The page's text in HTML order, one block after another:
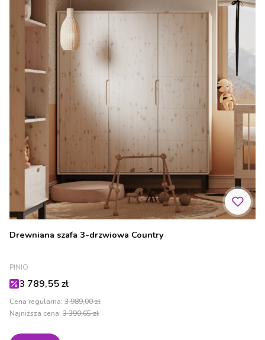
Drewniana szafa 3-drzwiowa Country
PRODUCENT
PINIO
Cena promocyjna
3 789,55 zł
Cena regularna: 3 989,00 zł
Najniższa cena: 3 390,65 zł